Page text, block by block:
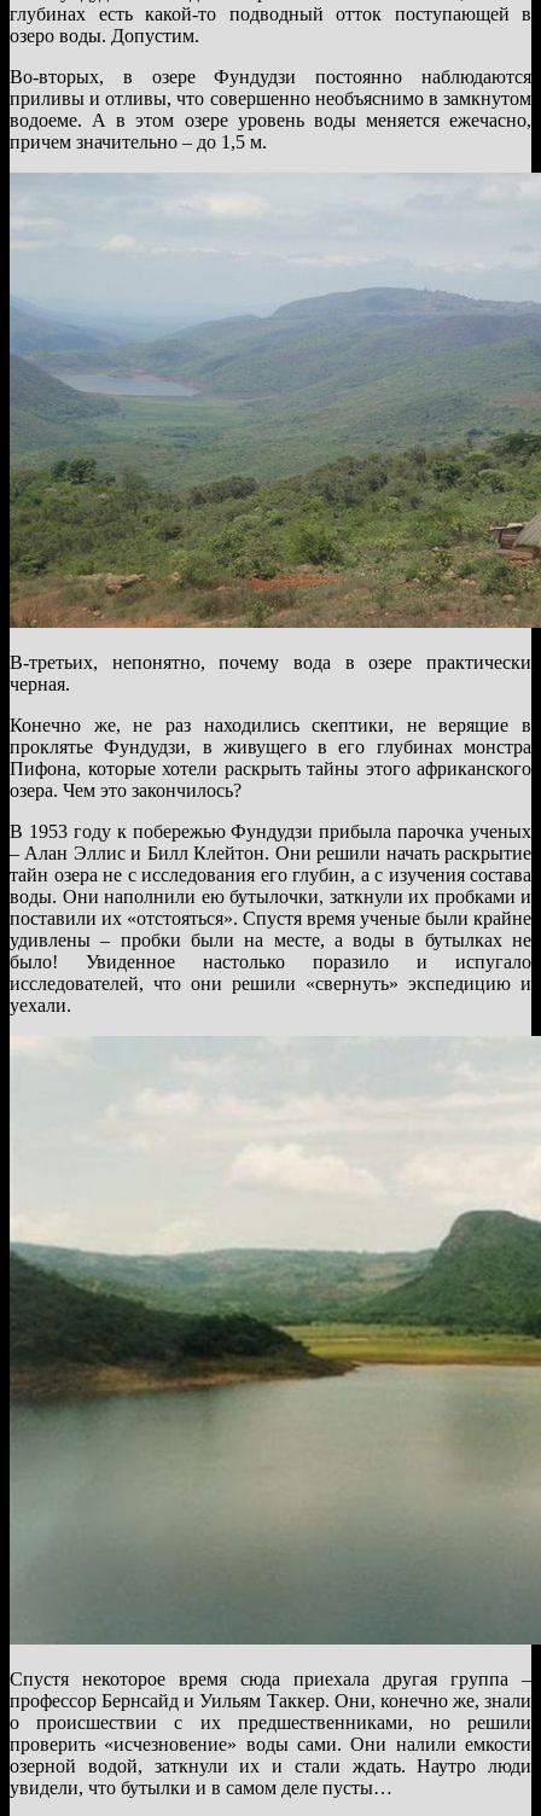
глубинах есть какой-то подводный отток поступающей в
озеро воды. Допустим.
Во-вторых, в озере Фундудзи постоянно наблюдаются
приливы и отливы, что совершенно необъяснимо в замкнутом
водоеме. А в этом озере уровень воды меняется ежечасно,
причем значительно – до 1,5 м.
В-третьих, непонятно, почему вода в озере практически
черная.
Конечно же, не раз находились скептики, не верящие в
проклятье Фундудзи, в живущего в его глубинах монстра
Пифона, которые хотели раскрыть тайны этого африканского
озера. Чем это закончилось?
В 1953 году к побережью Фундудзи прибыла парочка ученых
– Алан Эллис и Билл Клейтон. Они решили начать раскрытие
тайн озера не с исследования его глубин, а с изучения состава
воды. Они наполнили ею бутылочки, заткнули их пробками и
поставили их «отстояться». Спустя время ученые были крайне
удивлены – пробки были на месте, а воды в бутылках не
было! Увиденное настолько поразило и испугало
исследователей, что они решили «свернуть» экспедицию и
уехали.
Спустя некоторое время сюда приехала другая группа –
профессор Бернсайд и Уильям Таккер. Они, конечно же, знали
о происшествии с их предшественниками, но решили
проверить «исчезновение» воды сами. Они налили емкости
озерной водой, заткнули их и стали ждать. Наутро люди
увидели, что бутылки и в самом деле пусты…